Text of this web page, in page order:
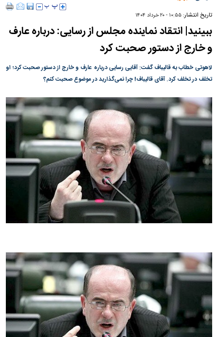
تاریخ انتشار:۱۰:۵۵ - ۲۰ خرداد ۱۴۰۴
ببینید| انتقاد نماینده مجلس از رسایی: درباره عارف
و خارج از دستور صحبت کرد
لاهوتی خطاب به قالیباف گفت: آقایی رسایی درباره عارف و خارج از دستور صحبت کرد؛ او
تخلف در تخلف کرد. آقای قالیباف! چرا نمی‌گذارید در موضوع صحبت کنم؟